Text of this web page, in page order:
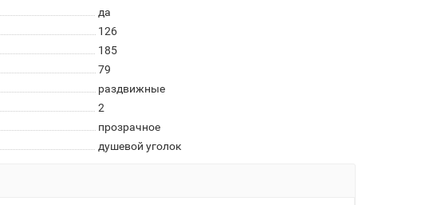
да
126
185
79
раздвижные
2
прозрачное
душевой уголок